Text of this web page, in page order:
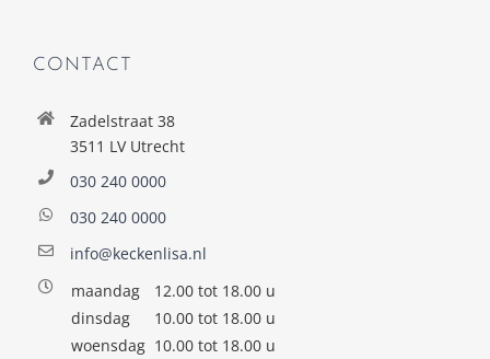
CONTACT
Zadelstraat 38
3511 LV Utrecht
030 240 0000
030 240 0000
info@keckenlisa.nl
maandag
12.00 tot 18.00 u
dinsdag
10.00 tot 18.00 u
woensdag 10.00 tot 18.00 u